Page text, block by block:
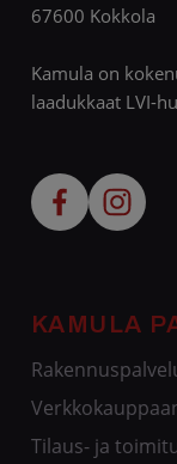
67600 Kokkola
Kamula on
laadukkaat LVI-
KAMULA
Tilaus- ja